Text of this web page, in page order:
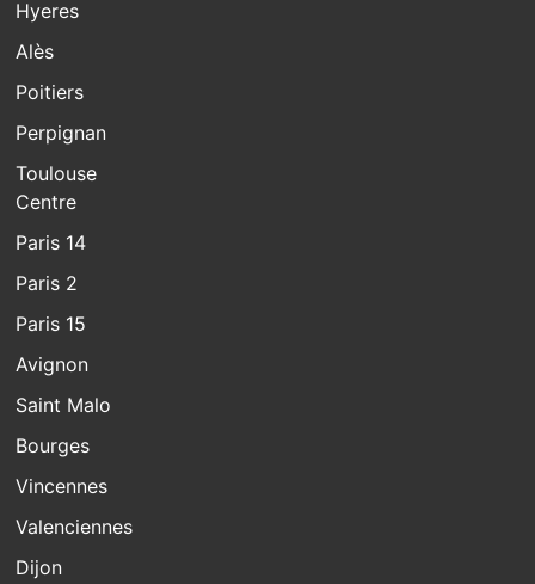
Hyeres
Alès
Poitiers
Perpignan
Toulouse
Centre
Paris 14
Paris 2
Paris 15
Avignon
Saint Malo
Bourges
Vincennes
Valenciennes
Dijon